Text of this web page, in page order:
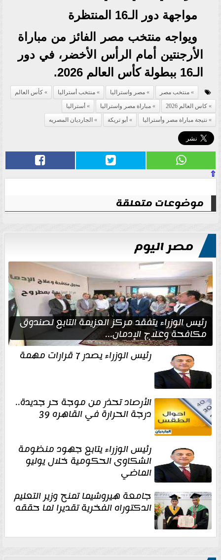
مواجهة دور الـ16 المنتظرة
ويواجه منتخب مصر الفائز من مباراة
الأرجنتين أمام الرأس الأخضر، في دور
الـ16 ببطولة كأس العالم 2026.
منتخب مصر مصر واستراليا منتخب أستراليا
كأس العالم
كاس العالم 2026
مباراة مصر واستراليا
أستراليا
نتيجة مباراة مصر وأستراليا
أبو تريكة الجارديان المصريه
⇧
موضوعات متعلقة
مصر اليوم
رئيس الوزراء يتفقد مركز العزيمة التابع لصندوق
مكافحة وعلاج الإدمان...
رئيس الوزراء يصدر 7 قرارات مهمة
الأرصاد تحذر من موجة حر جديدة..
درجة الحرارة في القاهره 39
رئيس الوزراء يتابع جهود منظومة
الشكاوى الحكومية خلال يوليو
الماضي
جامعة هيروشيما تمنح وزير التعليم
الدكتوراه الفخرية تقديرا لما حققه